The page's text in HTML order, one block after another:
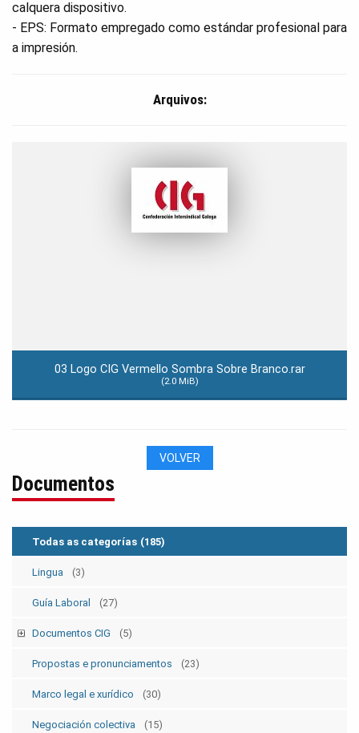
calquera dispositivo.
- EPS: Formato empregado como estándar profesional para
a impresión.
Arquivos:
03 Logo CIG Vermello Sombra Sobre Branco.rar
(2.0 MiB)
VOLVER
Documentos
Todas as categorías (185)
Lingua (3)
Guía Laboral (27)
Documentos CIG (5)
Estatutos (5)
Propostas e pronunciamentos (23)
Marco legal e xurídico (30)
Negociación colectiva (15)